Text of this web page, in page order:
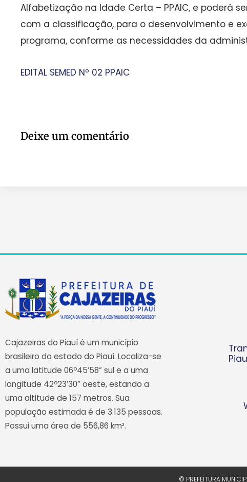
Alfabetização na Idade Certa – PPAIC, e poderá
com a classificação, para o desenvolvimento e
programa, conforme as necessidades da
EDITAL SEMED Nº 02 PPAIC
Deixe um comentário
Cajazeiras do Piauí é um município
brasileiro do estado do Piauí. Localiza-se
a uma latitude 06º45’58” sul e a uma
longitude 42º23’30” oeste, estando a
uma altitude de 157 metros. Sua
população estimada é de 3.135 pessoas.
Possui uma área de 556,86 km².
© PREFEITURA